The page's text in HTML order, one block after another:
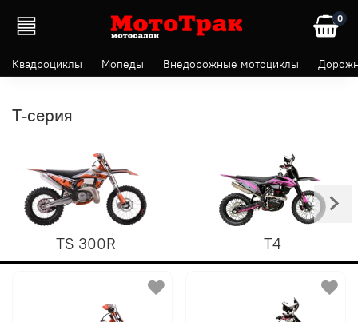
0
Квадроциклы Мопеды Внедорожные мотоциклы
T-серия
TS 300R T4